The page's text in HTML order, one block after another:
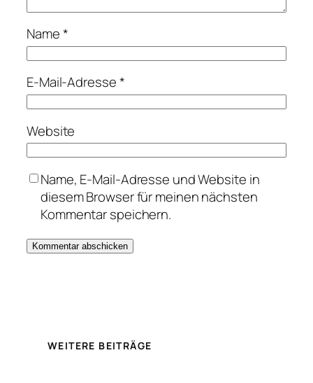
Name*
E-Mail-Adresse*
Website
Name, E-Mail-Adresse und Website in
diesem Browser für meinen nächsten
Kommentar speichern.
WEITERE BEITRÄGE